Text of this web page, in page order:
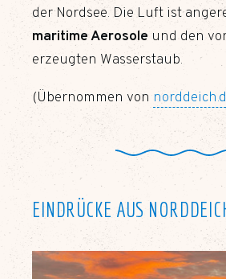
der Nordsee. Die Luft ist
maritime Aerosole und den
erzeugten Wasserstaub.
(Übernommen von
EINDRÜCKE AUS